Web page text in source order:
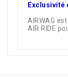
Exclusivité
AIRWAG
AIR RIDE